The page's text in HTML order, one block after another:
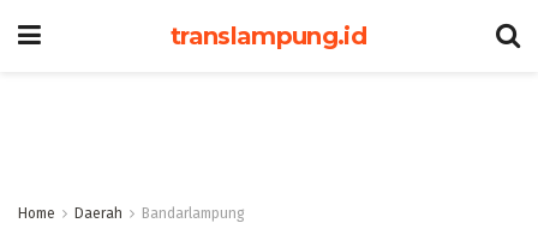
translampung.id
Home Daerah Bandarlampung